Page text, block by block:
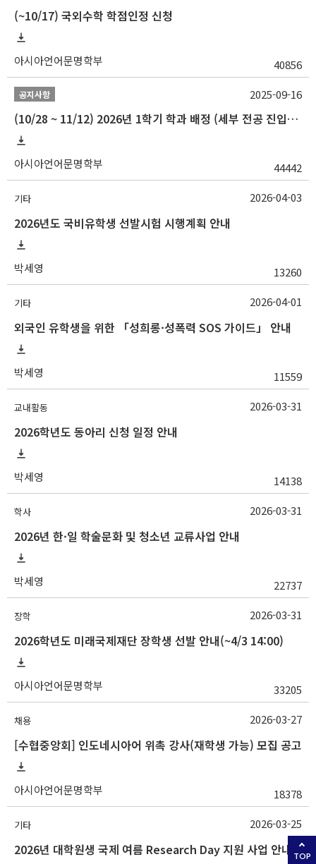
(~10/17) 국외수학 학점인정 신청
아시아언어문명학부 40856
공지사항
(10/28 ~ 11/12) 2026년 1학기 학과 배정 (세부 전공 진입) 안내
아시아언어문명학부 44442
2025-09-16
기타
2026년도 국비유학생 선발시험 시행계획 안내
박세영 13260
2026-04-03
기타
외국인 유학생을 위한 「성희롱·성폭력 SOS 가이드」 안내
박세영 11559
2026-04-01
교내활동
2026학년도 동아리 신청 일정 안내
박세영 14138
2026-03-31
학사
2026년 한·일 학술문화 및 청소년 교류사업 안내
박세영 22737
2026-03-31
장학
2026학년도 미래국제재단 장학생 선발 안내(~4/3 14:00)
아시아언어문명학부 33205
2026-03-31
채용
[수협중앙회] 인도네시아어 위촉 강사(재학생 가능) 모집 공고
아시아언어문명학부 18378
2026-03-27
기타
2026년 대학원생 국제 여름 Research Day 지원 사업 안내
2026-03-25
TOP